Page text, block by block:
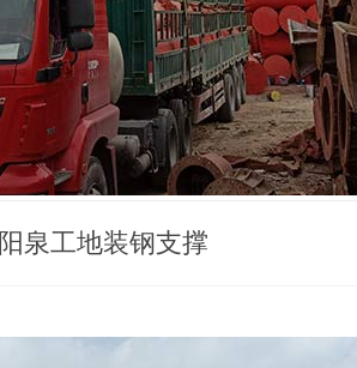
阳泉工地装钢支撑